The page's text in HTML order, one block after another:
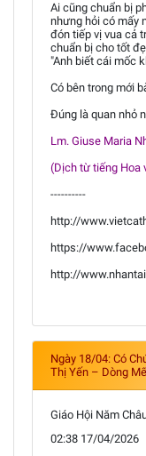
Ai cũng chuẩn bị
nhưng hỏi có mấy
đón tiếp vị vua cả
chuẩn bị cho tốt
"Anh biết cái mốc
Có bên trong mới
Đúng là quan nhỏ
Lm. Giuse Maria
(Dịch từ tiếng Hoa
----------
http://
https://
http://
Ngày 18/04: Có
Thị Yến – Dòng
Giáo Hội Năm
02:38 17/04/2026